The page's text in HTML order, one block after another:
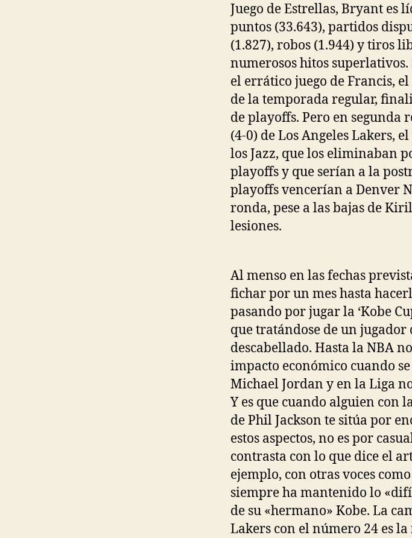
Juego de Estrellas, Bryant es
puntos (33.643), partidos
(1.827), robos (1.944) y tiros
numerosos hitos
el errático juego de Francis,
de la temporada regular,
de playoffs. Pero en
(4-0) de Los Angeles Lakers,
los Jazz, que los eliminaban
playoffs y que serían a la
playoffs vencerían a Denver
ronda, pese a las bajas de
lesiones.
Al menso en las fechas
fichar por un mes hasta
pasando por jugar la ‘Kobe
que tratándose de un jugador
descabellado. Hasta la NBA
impacto económico cuando
Michael Jordan y en la Liga
Y es que cuando alguien con
de Phil Jackson te sitúa por
estos aspectos, no es por
contrasta con lo que dice el
ejemplo, con otras voces
siempre ha mantenido lo
de su «hermano» Kobe. La
Lakers con el número 24 es